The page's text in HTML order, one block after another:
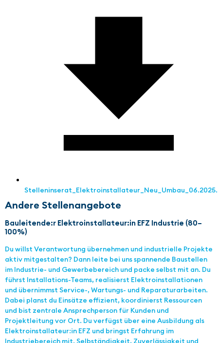
Andere Stellenangebote
Bauleitende:r Elektroinstallateur:in EFZ Industrie (80–
100%)
Du willst Verantwortung übernehmen und industrielle Projekte
aktiv mitgestalten? Dann leite bei uns spannende Baustellen
im Industrie- und Gewerbebereich und packe selbst mit an. Du
führst Installations-Teams, realisierst Elektroinstallationen
und übernimmst Service-, Wartungs- und Reparaturarbeiten.
Dabei planst du Einsätze effizient, koordinierst Ressourcen
und bist zentrale Ansprechperson für Kunden und
Projektleitung vor Ort. Du verfügst über eine Ausbildung als
Elektroinstallateur:in EFZ und bringst Erfahrung im
Industriebereich mit. Selbständigkeit, Zuverlässigkeit und